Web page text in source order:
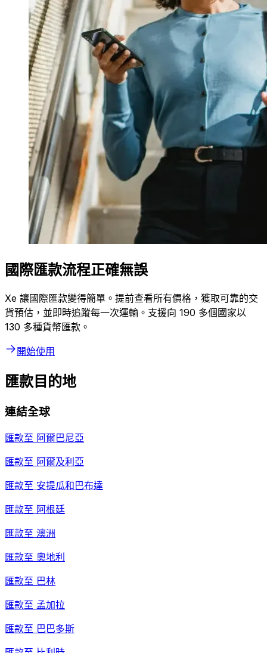
國際匯款流程正確無誤
Xe 讓國際匯款變得簡單。提前查看所有價格，獲取可靠的交
貨預估，並即時追蹤每一次運輸。支援向 190 多個國家以
130 多種貨幣匯款。
開始使用
匯款目的地
連結全球
匯款至 阿爾巴尼亞
匯款至 阿爾及利亞
匯款至 安提瓜和巴布達
匯款至 阿根廷
匯款至 澳洲
匯款至 奧地利
匯款至 巴林
匯款至 孟加拉
匯款至 巴巴多斯